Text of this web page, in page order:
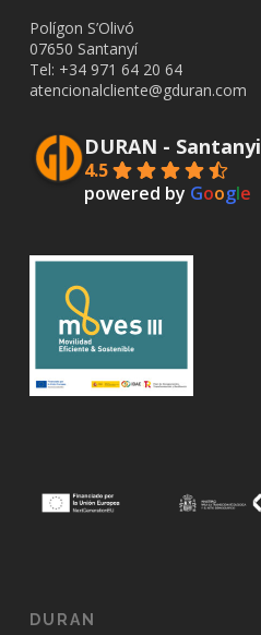
Polígon S’Olivó
07650 Santanyí
Tel: +34 971 64 20 64
atencionalcliente@gduran.com
DURAN - Santanyi
4.5
powered by Google
DURAN